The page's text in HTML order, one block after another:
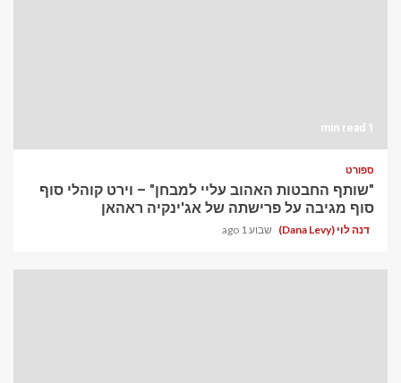
1 min read
ספורט
"שותף החבטות האהוב עליי למבחן" – וירט קוהלי סוף
סוף מגיבה על פרישתה של אג'ינקיה ראהאן
דנה לוי (Dana Levy) שבוע 1 ago